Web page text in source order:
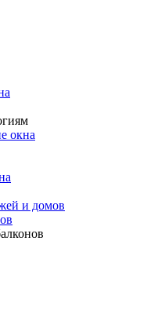
окна
и домов